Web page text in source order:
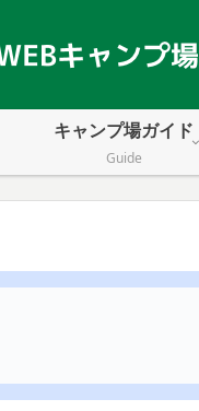
キャンプ場ガイド
Guide